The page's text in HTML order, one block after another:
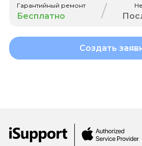
Гарантийный ремонт
Бесплатно /
Создать